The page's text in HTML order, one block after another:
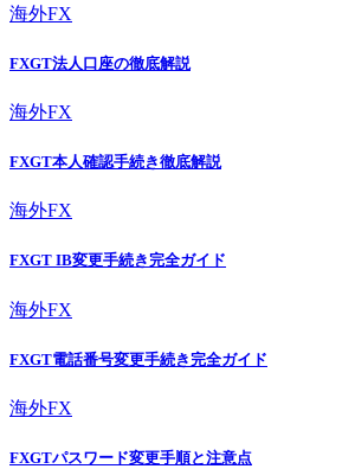
海外FX
FXGT法人口座の徹底解説
海外FX
FXGT本人確認手続き徹底解説
海外FX
FXGT IB変更手続き完全ガイド
海外FX
FXGT電話番号変更手続き完全ガイド
海外FX
FXGTパスワード変更手順と注意点